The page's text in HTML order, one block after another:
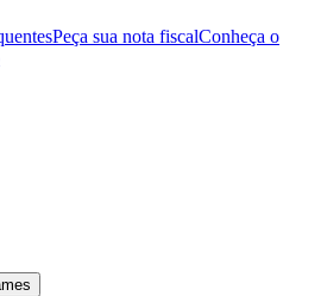
Peça sua nota fiscalConheça o